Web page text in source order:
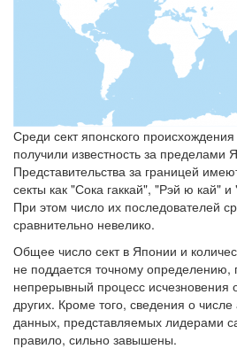
6 августа
Преображение Господне
Обратная связь
mail@apologia.ru
Отправить сообщение
Вход
Среди сект японского
получили известность за пределами
Представительства за границей
секты как "Сока гаккай", "Рэй ю кай"
При этом число их последователей
сравнительно невелико.
Общее число сект в Японии и
не поддается точному определению,
непрерывный процесс исчезновения
других. Кроме того, сведения о
данных, представляемых лидерами
правило, сильно завышены.